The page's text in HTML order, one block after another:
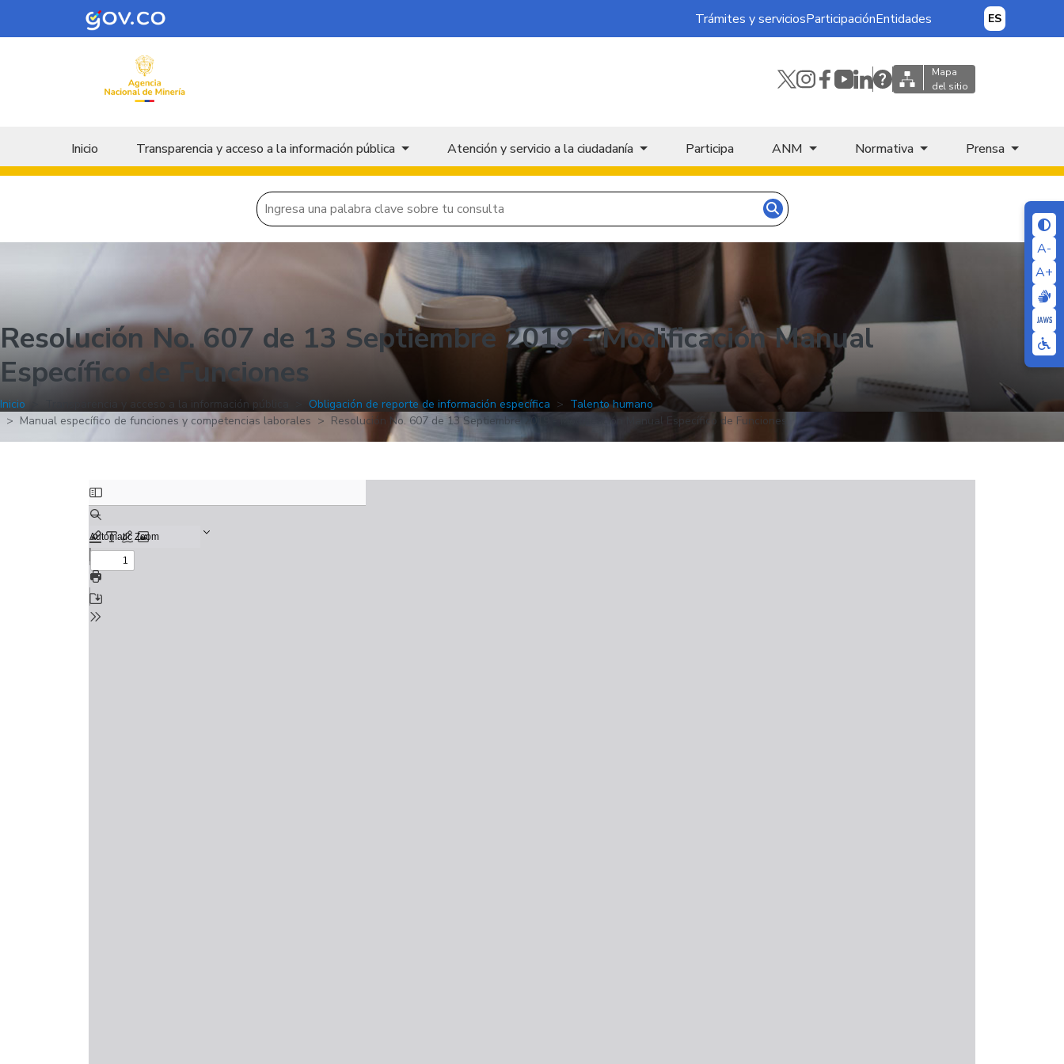
Skip to main content
A-
A+
Trámites y serviciosParticipaciónEntidades ES
Mapa
del sitio
Menu principal
Inicio Transparencia y acceso a la información pública Atención y servicio a la ciudadanía Participa ANM Normativa Prensa
Resolución No. 607 de 13 Septiembre 2019 - Modificación Manual
Específico de Funciones
Inicio Transparencia y acceso a la información pública Obligación de reporte de información específica
Talento humano
Manual específico de funciones y competencias laborales
Resolución No. 607 de 13 Septiembre 2019 - Modificación Manual Específico de Funciones